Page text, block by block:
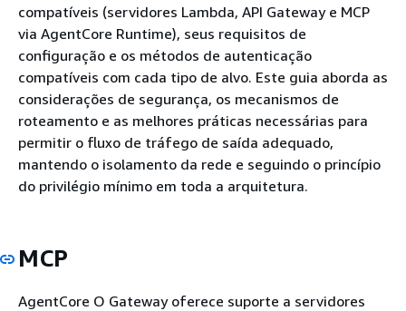
compatíveis (servidores Lambda, API Gateway e MCP
via AgentCore Runtime), seus requisitos de
configuração e os métodos de autenticação
compatíveis com cada tipo de alvo. Este guia aborda as
considerações de segurança, os mecanismos de
roteamento e as melhores práticas necessárias para
permitir o fluxo de tráfego de saída adequado,
mantendo o isolamento da rede e seguindo o princípio
do privilégio mínimo em toda a arquitetura.
MCP
AgentCore O Gateway oferece suporte a servidores